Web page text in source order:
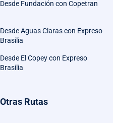
Desde Fundación con Copetran
Desde Aguas Claras con Expreso
Brasilia
Desde El Copey con Expreso
Brasilia
Otras Rutas